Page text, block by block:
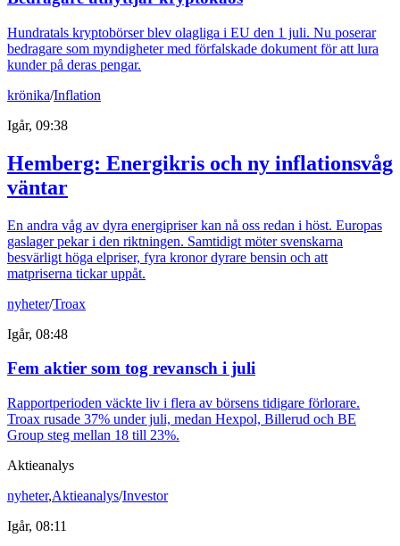
Hundratals kryptobörser blev olagliga i EU den 1 juli. Nu poserar
bedragare som myndigheter med förfalskade dokument för att lura
kunder på deras pengar.
krönika/Inflation
Igår, 09:38
Hemberg: Energikris och ny inflationsvåg
väntar
En andra våg av dyra energipriser kan nå oss redan i höst. Europas
gaslager pekar i den riktningen. Samtidigt möter svenskarna
besvärligt höga elpriser, fyra kronor dyrare bensin och att
matpriserna tickar uppåt.
nyheter/Troax
Igår, 08:48
Fem aktier som tog revansch i juli
Rapportperioden väckte liv i flera av börsens tidigare förlorare.
Troax rusade 37% under juli, medan Hexpol, Billerud och BE
Group steg mellan 18 till 23%.
Aktieanalys
nyheter,Aktieanalys/Investor
Igår, 08:11